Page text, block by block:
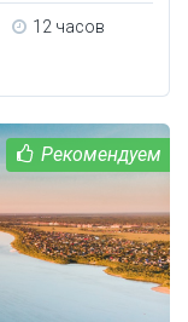
12 часов